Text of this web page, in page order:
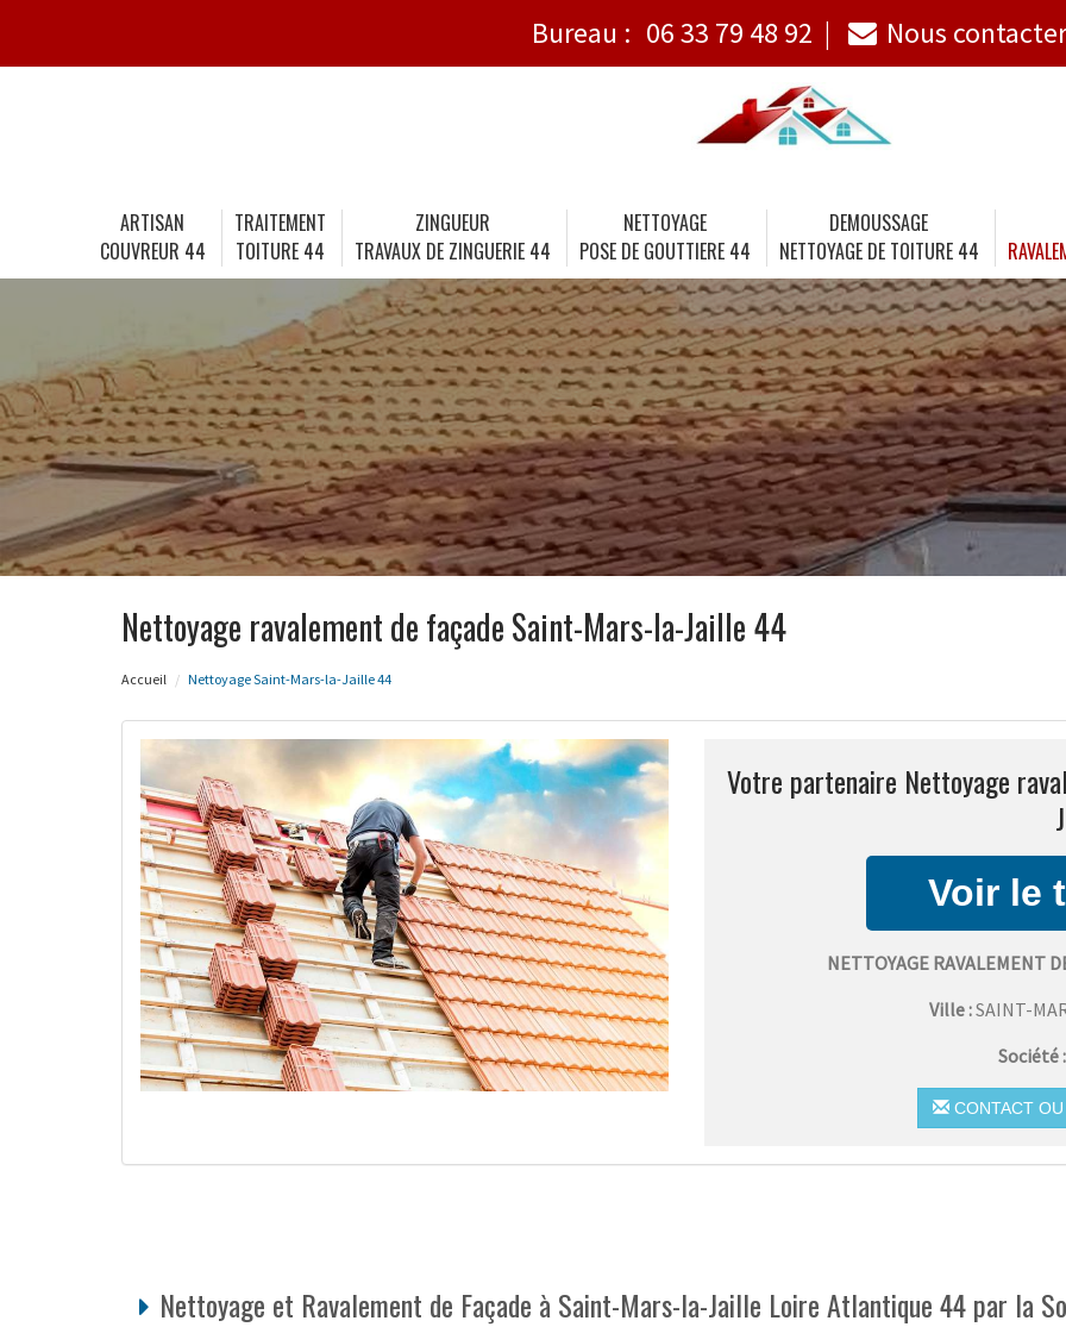
Bureau : 06 33 79 48 92 Nous contacter
ARTISAN
COUVREUR 44
TRAITEMENT
TOITURE 44
ZINGUEUR
TRAVAUX DE ZINGUERIE 44
NETTOYAGE
POSE DE GOUTTIERE 44
DEMOUSSAGE
NETTOYAGE DE TOITURE 44
Nettoyage ravalement de façade Saint-Mars-la-Jaille 44
Accueil Nettoyage Saint-Mars-la-Jaille 44
Votre partenaire Nettoyage
NETTOYAGE RAVALEMENT
Ville :SAINT-
Société
CONTACT OU
Nettoyage et Ravalement de Façade à Saint-Mars-la-Jaille Loire Atlantique 44 par la